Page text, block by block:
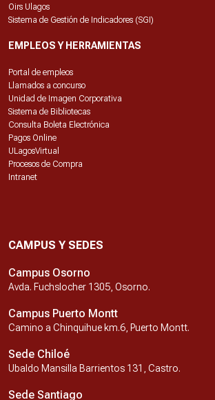
Oirs Ulagos
Sistema de Gestión de Indicadores (SGI)
EMPLEOS Y HERRAMIENTAS
Portal de empleos
Llamados a concurso
Unidad de Imagen Corporativa
Sistema de Bibliotecas
Consulta Boleta Electrónica
Pagos Online
ULagosVirtual
Procesos de Compra
Intranet
CAMPUS Y SEDES
Campus Osorno
Avda. Fuchslocher 1305, Osorno.
Campus Puerto Montt
Camino a Chinquihue km.6, Puerto Montt.
Sede Chiloé
Ubaldo Mansilla Barrientos 131, Castro.
Sede Santiago